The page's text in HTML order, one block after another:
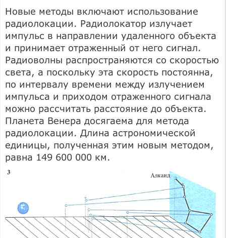
Новые методы включают использование
радиолокации. Радиолокатор излучает
импульс в направлении удаленного объекта
и принимает отраженный от него сигнал.
Радиоволны распространяются со скоростью
света, а поскольку эта скорость постоянна,
по интервалу времени между излучением
импульса и приходом отраженного сигнала
можно рассчитать расстояние до объекта.
Планета Венера досягаема для метода
радиолокации. Длина астрономической
единицы, полученная этим новым методом,
равна 149 600 000 км.